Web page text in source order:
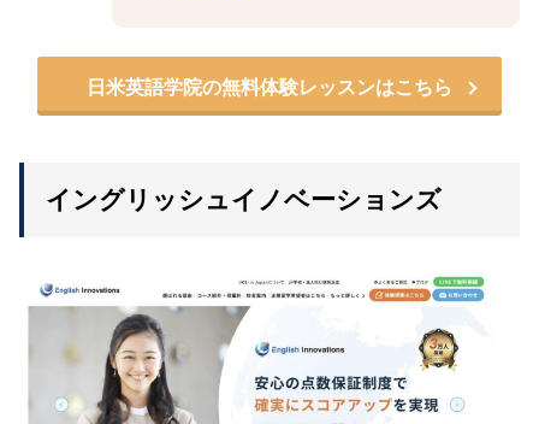
日米英語学院の無料体験レッスンはこちら
イングリッシュイノベーションズ